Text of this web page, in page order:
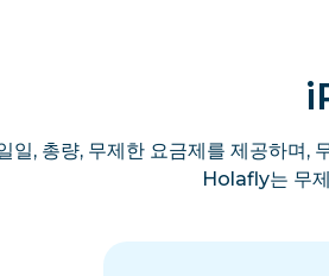
, 총량, 무제한 요금제를 제공하며,
Holafly는 무